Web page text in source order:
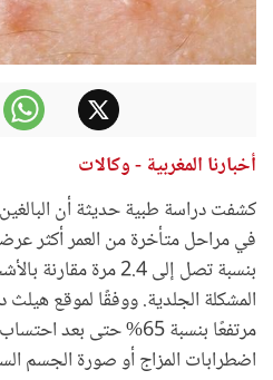
أخبارنا المغربية - وكالات
كشفت دراسة طبية حديثة أن
في مراحل متأخرة من العمر أكثر
بنسبة تصل إلى 2.4
المشكلة الجلدية. ووفقًا لموقع
مرتفعًا بنسبة 65% حتى
اضطرابات المزاج أو صورة الجسم